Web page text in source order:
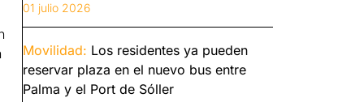
01 julio 2026
Movilidad: Los residentes ya pueden
reservar plaza en el nuevo bus entre
Palma y el Port de Sóller